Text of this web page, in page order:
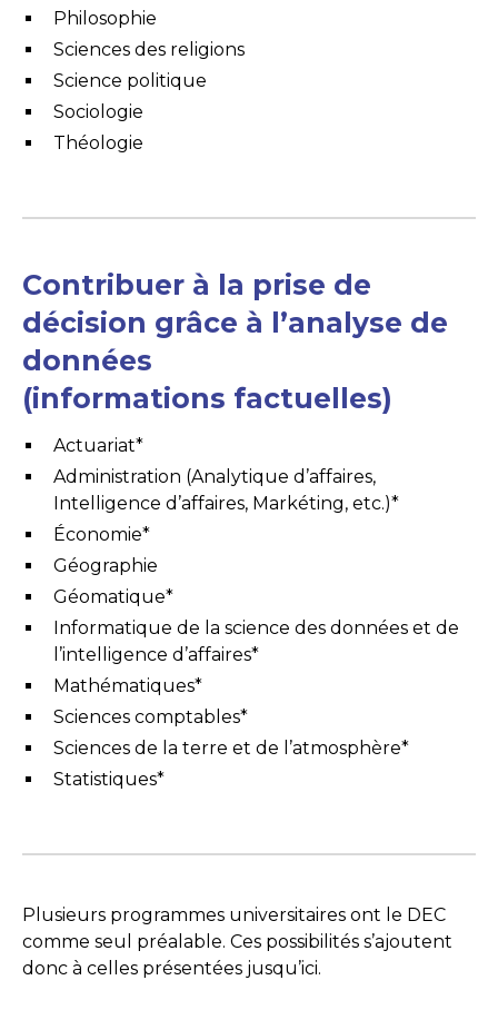
Philosophie
Sciences des religions
Science politique
Sociologie
Théologie
Contribuer à la prise de
décision grâce à l’analyse de
données
(informations factuelles)
Actuariat*
Administration (Analytique d’affaires,
Intelligence d’affaires, Markéting, etc.)*
Économie*
Géographie
Géomatique*
Informatique de la science des données et de
l’intelligence d’affaires*
Mathématiques*
Sciences comptables*
Sciences de la terre et de l’atmosphère*
Statistiques*
Plusieurs programmes universitaires ont le DEC
comme seul préalable. Ces possibilités s’ajoutent
donc à celles présentées jusqu’ici.